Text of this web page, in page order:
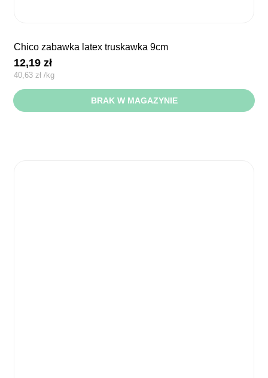
chico zabawka latex truskawka 9cm
12,19zł
40,63zł /kg
BRAK W MAGAZYNIE